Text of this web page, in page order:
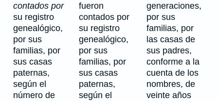
contados por
su registro
genealógico,
por sus
familias, por
sus casas
paternas,
según el
número de
fueron
contados por
su registro
genealógico,
por sus
familias, por
sus casas
paternas,
según el
generaciones,
por sus
familias, por
las casas de
sus padres,
conforme a la
cuenta de los
nombres, de
veinte años